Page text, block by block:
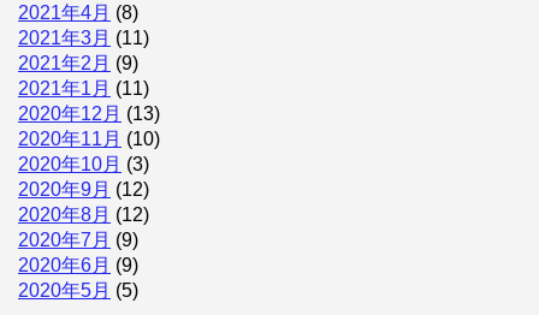
2021年4月 (8)
2021年3月 (11)
2021年2月 (9)
2021年1月 (11)
2020年12月 (13)
2020年11月 (10)
2020年10月 (3)
2020年9月 (12)
2020年8月 (12)
2020年7月 (9)
2020年6月 (9)
2020年5月 (5)